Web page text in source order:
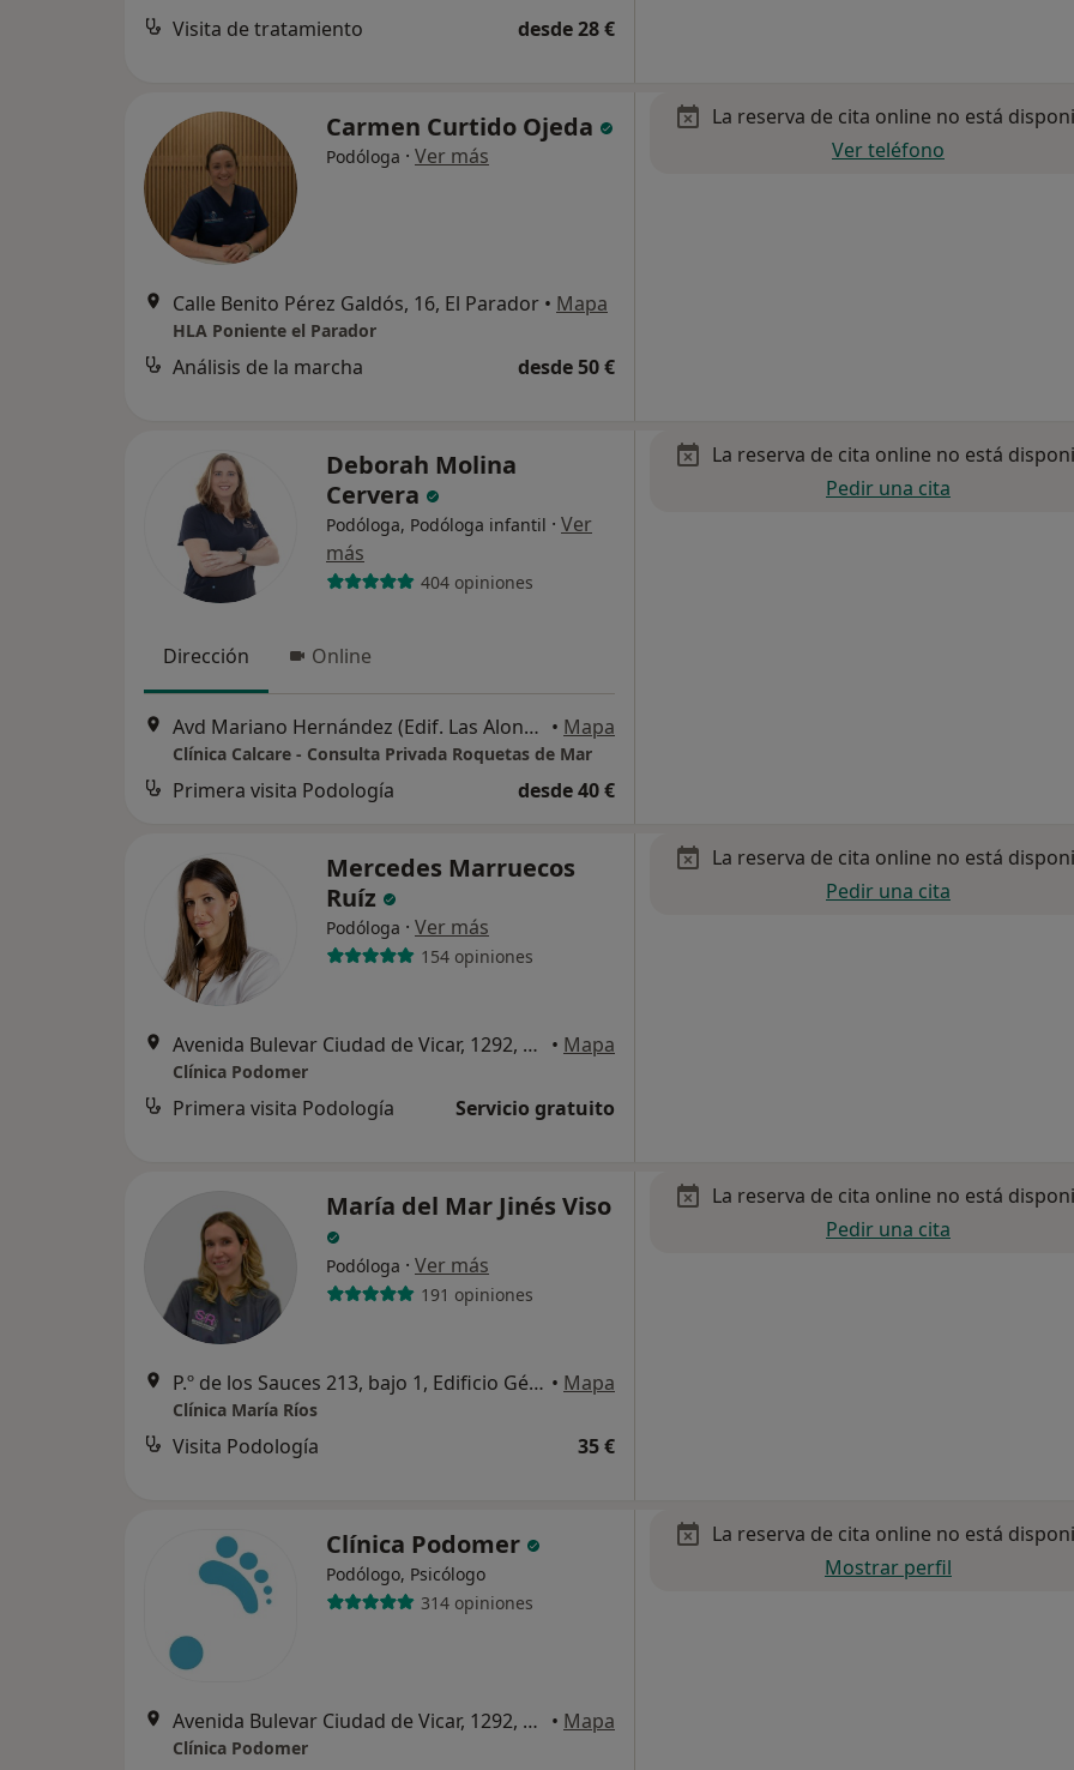
Visita de tratamiento desde 28 €
Carmen Curtido Ojeda
Podóloga · Ver más
Calle Benito Pérez Galdós, 16, El Parador • Mapa
HLA Poniente el Parador
Análisis de la marcha desde 50 €
La reserva de cita online no está
Ver teléfono
Deborah Molina
Cervera
Podóloga, Podóloga infantil · Ver
más
404 opiniones
Dirección Online
Avd Mariano Hernández (Edif. Las Alondras) S/N, Roquetas de Mar • Mapa
Clínica Calcare - Consulta Privada Roquetas de Mar
Primera visita Podología desde 40 €
La reserva de cita online no está
Pedir una cita
Mercedes Marruecos
Ruíz
Podóloga · Ver más
154 opiniones
Avenida Bulevar Ciudad de Vicar, 1292, Vicar • Mapa
Clínica Podomer
Primera visita Podología Servicio gratuito
La reserva de cita online no está
Pedir una cita
María del Mar Jinés Viso
Podóloga · Ver más
191 opiniones
P.º de los Sauces 213, bajo 1, Edificio Géminis 1, Aguadulce • Mapa
Clínica María Ríos
Visita Podología 35 €
La reserva de cita online no está
Pedir una cita
Clínica Podomer
Podólogo, Psicólogo
314 opiniones
Avenida Bulevar Ciudad de Vicar, 1292, Vicar • Mapa
Clínica Podomer
La reserva de cita online no está
Mostrar perfil